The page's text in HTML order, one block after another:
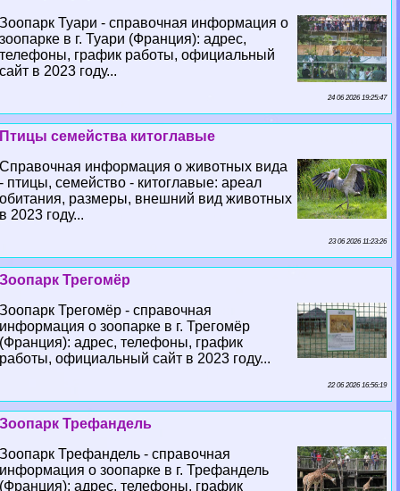
Зоопарк Туари - справочная информация о
зоопарке в г. Туари (Франция): адрес,
телефоны, график работы, официальный
сайт в 2023 году...
24 06 2026 19:25:47
Птицы семейства китоглавые
Справочная информация о животных вида
- птицы, семейство - китоглавые: ареал
обитания, размеры, внешний вид животных
в 2023 году...
23 06 2026 11:23:26
Зоопарк Трегомёр
Зоопарк Трегомёр - справочная
информация о зоопарке в г. Трегомёр
(Франция): адрес, телефоны, график
работы, официальный сайт в 2023 году...
22 06 2026 16:56:19
Зоопарк Трефандель
Зоопарк Трефандель - справочная
информация о зоопарке в г. Трефандель
(Франция): адрес, телефоны, график